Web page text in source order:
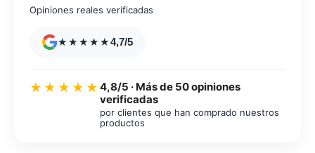
Opiniones reales verificadas
★★★★★4,7/5
★★★★★ 4,8/5 · Más de 50 opiniones
verificadas
por clientes que han comprado nuestros
productos